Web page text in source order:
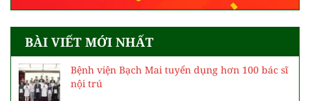
BÀI VIẾT MỚI NHẤT
Bệnh viện Bạch Mai tuyển dụng hơn 100 bác sĩ
nội trú